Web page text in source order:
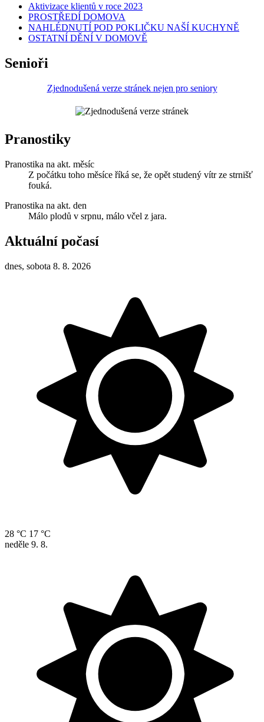
Aktivizace klientů v roce 2023
PROSTŘEDÍ DOMOVA
NAHLÉDNUTÍ POD POKLIČKU NAŠÍ KUCHYNĚ
OSTATNÍ DĚNÍ V DOMOVĚ
Senioři
Zjednodušená verze stránek nejen pro seniory
Pranostiky
Pranostika na akt. měsíc
Z počátku toho měsíce říká se, že opět studený vítr ze strnišť
fouká.
Pranostika na akt. den
Málo plodů v srpnu, málo včel z jara.
Aktuální počasí
dnes, sobota 8. 8. 2026
28 °C 17 °C
neděle 9. 8.